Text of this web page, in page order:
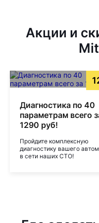
Акции и
Диагностика по 40
параметрам всего
1290 руб!
Пройдите комплексную
диагностику вашего
в сети наших СТО!